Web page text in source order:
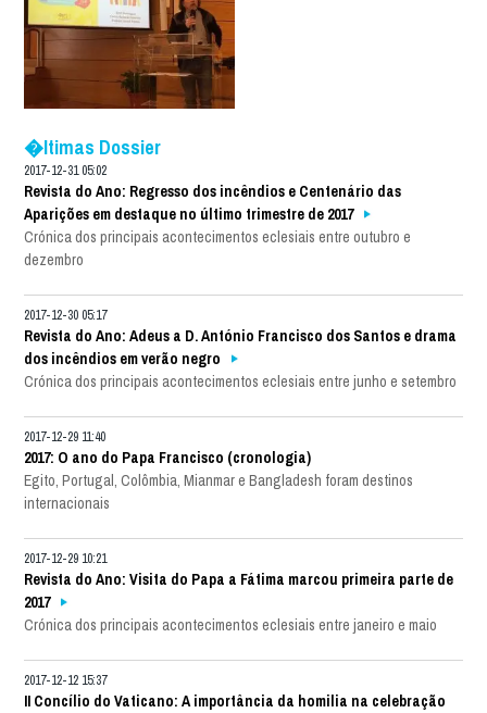
�ltimas Dossier
2017-12-31 05:02
Revista do Ano: Regresso dos incêndios e Centenário das
Aparições em destaque no último trimestre de 2017
Crónica dos principais acontecimentos eclesiais entre outubro e
dezembro
2017-12-30 05:17
Revista do Ano: Adeus a D. António Francisco dos Santos e drama
dos incêndios em verão negro
Crónica dos principais acontecimentos eclesiais entre junho e setembro
2017-12-29 11:40
2017: O ano do Papa Francisco (cronologia)
Egito, Portugal, Colômbia, Mianmar e Bangladesh foram destinos
internacionais
2017-12-29 10:21
Revista do Ano: Visita do Papa a Fátima marcou primeira parte de
2017
Crónica dos principais acontecimentos eclesiais entre janeiro e maio
2017-12-12 15:37
II Concílio do Vaticano: A importância da homilia na celebração